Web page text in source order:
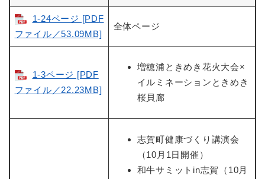
1-24ページ [PDF
ファイル／53.09MB]
全体ページ
1-3ページ [PDF
ファイル／22.23MB]
増穂浦ときめき花火大会×
イルミネーションときめき
桜貝廊
志賀町健康づくり講演会
（10月1日開催）
和牛サミットin志賀（10月